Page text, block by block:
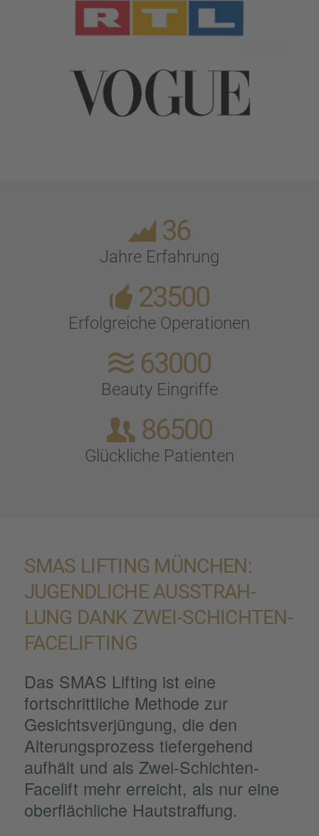
36
Jahre Erfah­rung
23500
Erfolg­rei­che Opera­tio­nen
63000
Beauty Eingriffe
86500
Glück­li­che Patien­ten
SMAS LIFTING MÜNCHEN:
JUGEND­LI­CHE AUSSTRAH­
LUNG DANK ZWEI-SCHICH­TEN-
FACELIF­TING
Das SMAS Lifting ist eine
fortschritt­li­che Methode zur
Gesichts­ver­jün­gung, die den
Alterungs­pro­zess tiefer­ge­hend
aufhält und als Zwei-Schich­ten-
Facelift mehr erreicht, als nur eine
oberfläch­li­che Hautstraf­fung.